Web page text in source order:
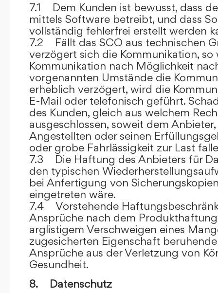
7.1 Dem Kunden ist bewusst, dass
mittels Software betreibt, und dass
vollständig fehlerfrei erstellt werden
7.2 Fällt das SCO aus technischen
verzögert sich die Kommunikation, so
Kommunikation nach Möglichkeit
vorgenannten Umstände die
erheblich verzögert, wird die
E-Mail oder telefonisch geführt.
des Kunden, gleich aus welchem
ausgeschlossen, soweit dem
Angestellten oder seinen
oder grobe Fahrlässigkeit zur Last
7.3 Die Haftung des Anbieters für
den typischen
bei Anfertigung von
eingetreten wäre.
7.4 Vorstehende
Ansprüche nach dem
arglistigem Verschweigen eines
zugesicherten Eigenschaft
Ansprüche aus der Verletzung von
Gesundheit.
8. Datenschutz